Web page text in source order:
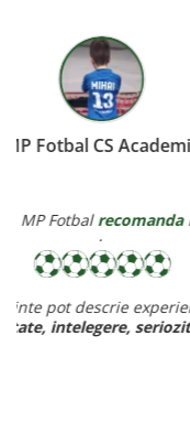
Corina Violeta
Recomand cu drag
baietelul e ff